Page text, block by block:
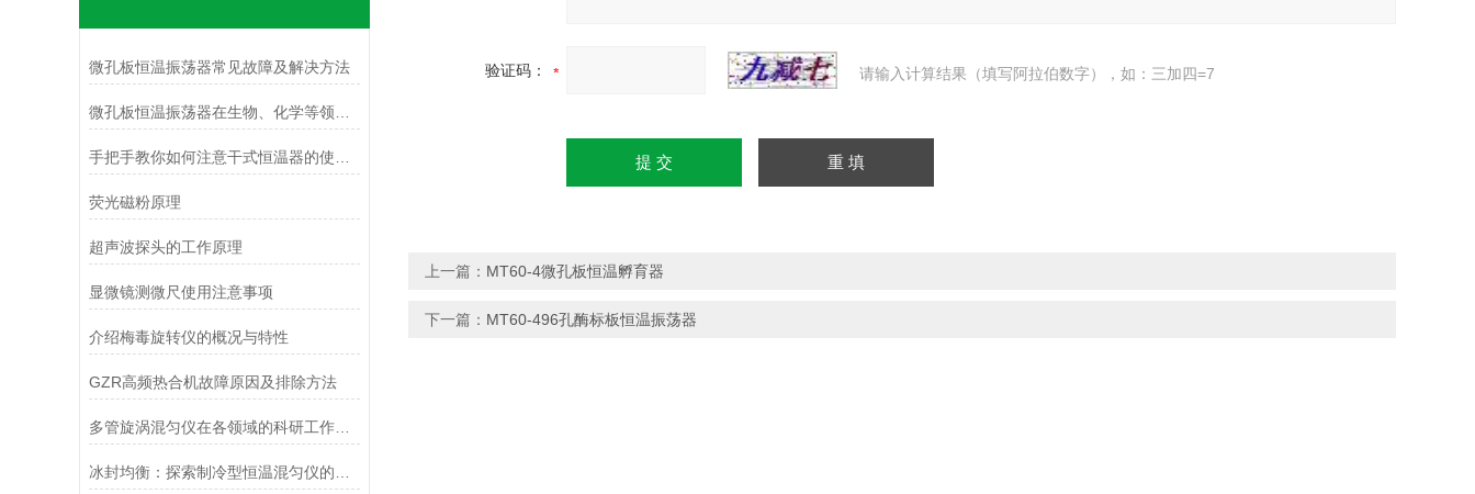
微孔板恒温振荡器常见故障及解决方法
荧光磁粉原理
超声波探头的工作原理
显微镜测微尺使用注意事项
介绍梅毒旋转仪的概况与特性
GZR高频热合机故障原因及排除方法
多管旋涡混匀仪在各领域的科研工作中发挥着关键作用
验证码： 请输入计算结果（填写阿拉伯数字），如：三加四=7
上一篇： MT60-4微孔板恒温孵育器
下一篇： MT60-496孔酶标板恒温振荡器